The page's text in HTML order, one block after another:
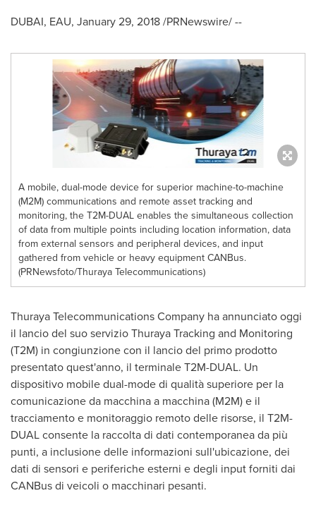
DUBAI, EAU, January 29, 2018/PRNewswire/ --
A mobile, dual-mode device for superior machine-to-machine
(M2M) communications and remote asset tracking and
monitoring, the T2M-DUAL enables the simultaneous collection
of data from multiple points including location information, data
from external sensors and peripheral devices, and input
gathered from vehicle or heavy equipment CANBus.
(PRNewsfoto/Thuraya Telecommunications)
Thuraya Telecommunications Company ha annunciato oggi
il lancio del suo servizio Thuraya Tracking and Monitoring
(T2M) in congiunzione con il lancio del primo prodotto
presentato quest'anno, il terminale T2M-DUAL. Un
dispositivo mobile dual-mode di qualità superiore per la
comunicazione da macchina a macchina (M2M) e il
tracciamento e monitoraggio remoto delle risorse, il T2M-
DUAL consente la raccolta di dati contemporanea da più
punti, a inclusione delle informazioni sull'ubicazione, dei
dati di sensori e periferiche esterni e degli input forniti dai
CANBus di veicoli o macchinari pesanti.